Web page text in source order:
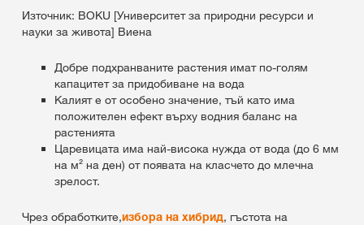
Източник: BOKU [Университет за природни ресурси и
науки за живота] Виена
Добре подхранваните растения имат по-голям
капацитет за придобиване на вода
Калият е от особено значение, тъй като има
положителен ефект върху водния баланс на
растенията
Царевицата има най-висока нужда от вода (до 6 мм
на м² на ден) от появата на класчето до млечна
зрелост.
Чрез обработките,избора на хибрид, гъстота на